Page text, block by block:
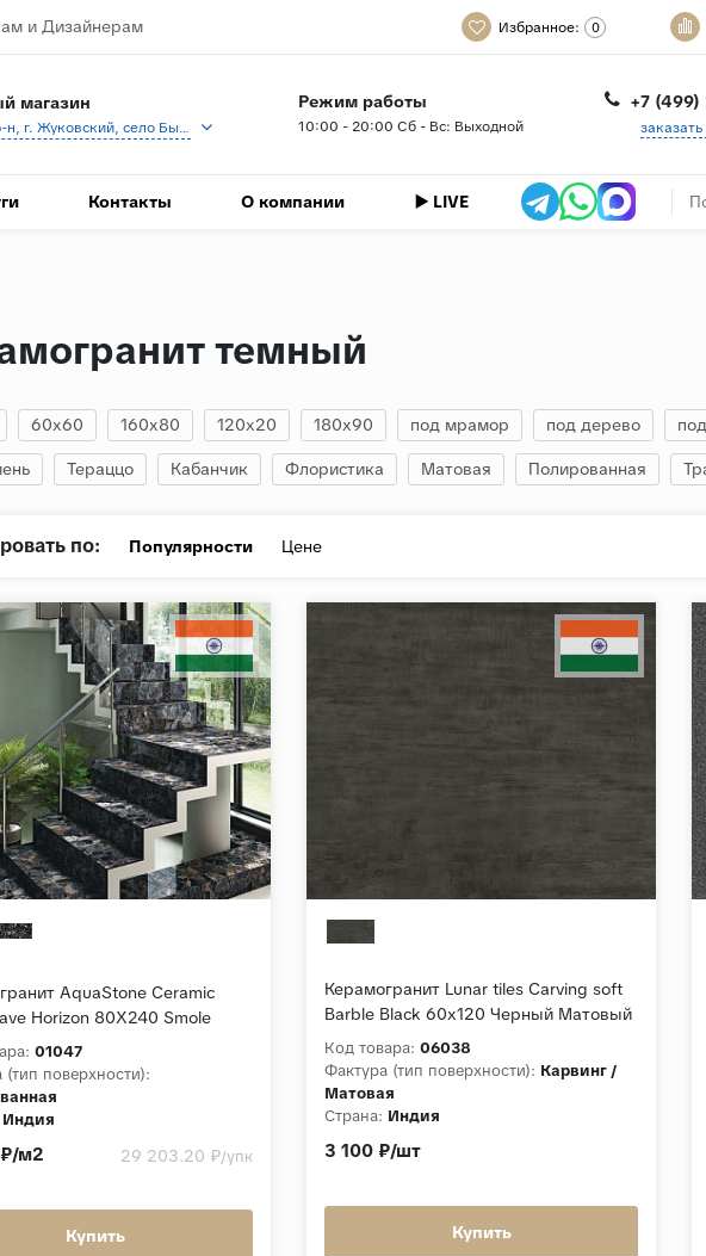
и Дизайнерам Избранное: 0
магазин
Раменский р-н, г. Жуковский, село Быково, кп Спартак, Береговая ул., 1
Режим работы
10:00 - 20:00 Сб - Вс: Выходной
+7 (499)
Контакты О компании ▶️ LIVE
темный
60x60 160x80 120x20 180x90 под мрамор под дерево
Тераццо Кабанчик Флористика Матовая Полированная
по: Популярности Цене
AquaStone Ceramic
Horizon 80X240 Smole
01047
(тип поверхности):
Индия
Wave Horizon 80X240
м2 29 203.20 ₽/упк
Купить
Керамогранит Lunar tiles Carving soft
Barble Black 60x120 Черный Матовый
карвинг
Код товара: 06038
Фактура (тип поверхности): Карвинг /
Матовая
Страна: Индия
Коллекция: Carving soft
3 100 ₽/шт
Купить